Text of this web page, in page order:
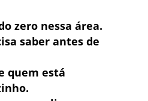
zero nessa área.
saber antes de
quem está